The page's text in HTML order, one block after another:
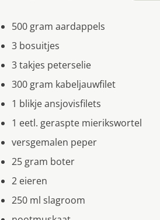
500 gram aardappels
3 bosuitjes
3 takjes peterselie
300 gram kabeljauwfilet
1 blikje ansjovisfilets
1 eetl. geraspte mierikswortel
versgemalen peper
25 gram boter
2 eieren
250 ml slagroom